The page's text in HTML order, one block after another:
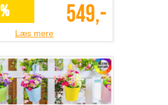
549,-
Læs mere